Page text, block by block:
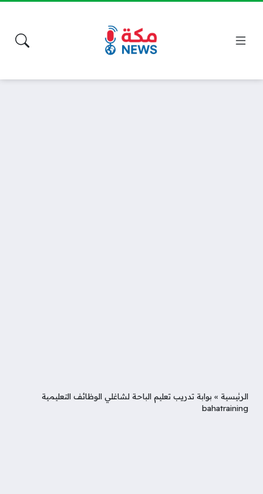
الرئيسية » بوابة تدريب تعليم الباحة لشاغلي الوظائف التعليمية
bahatraining